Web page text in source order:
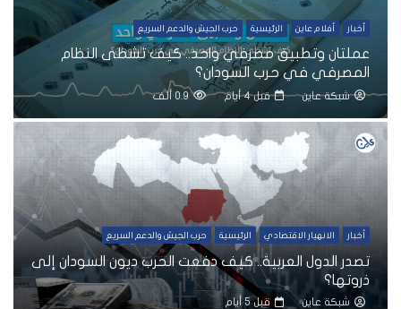
أخبار أفلام عاين الرئيسية حرب الجيش والدعم السريع
عملتان وتطبيق مصرفي واحد.. كيف تشظى النظام
المصرفي في حرب السودان؟
شبكة عاين قبل 4 أيام 0.9 ألف
أخبار الانهيار الاقتصادي الرئيسية حرب الجيش والدعم السريع
تصدر الدول العربية.. كيف دفعت الحرب ديون السودان إلى
ذروتها؟
شبكة عاين قبل 5 أيام